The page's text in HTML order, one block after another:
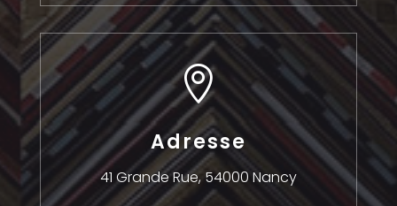

Adresse
41 Grande Rue,54000 Nancy